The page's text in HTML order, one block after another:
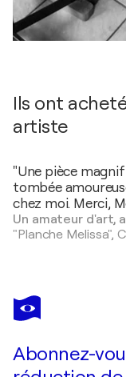
Ils ont
artiste
"Une pièce
tombée
chez moi. Merci,
Un amateur d'art,
"Planche Melissa",
Abonnez-